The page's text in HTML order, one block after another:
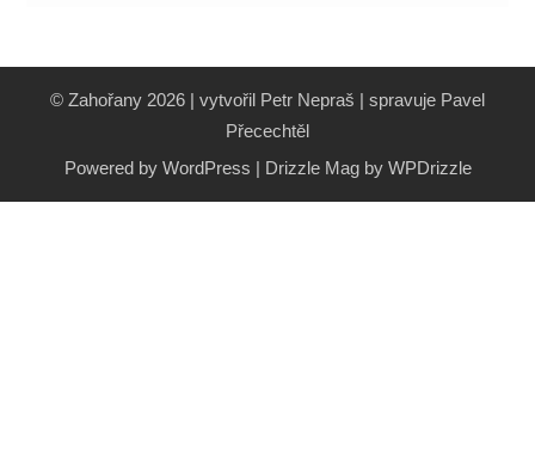
© Zahořany 2026 | vytvořil Petr Nepraš | spravuje Pavel
Přecechtěl
Powered by WordPress | Drizzle Mag by WPDrizzle